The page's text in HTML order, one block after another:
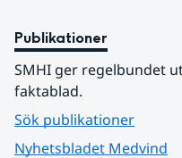
Publikationer
SMHI ger regelbundet
faktablad.
Sök publikationer
Nyhetsbladet Medvind